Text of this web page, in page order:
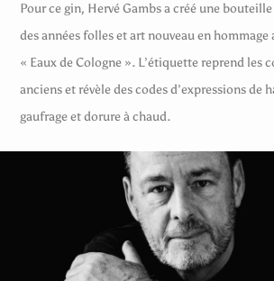
Pour ce gin, Hervé Gambs a créé une
des années folles et art nouveau en
« Eaux de Cologne ». L’étiquette reprend les
anciens et révèle des codes d’expressions de
gaufrage et dorure à chaud.